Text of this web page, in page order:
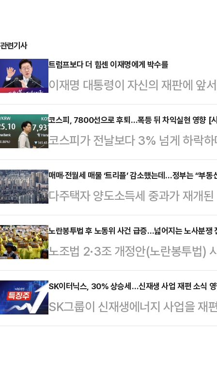
관련기사
트럼프보다 더 힘센 이재명에게 박수를
이재명 대통령이 자신의 재판에 앞
분명히 했다. 그는 8일 취임 1주년
대로 하면 된다”며 “잘못됐으면 취
했다. 그럴듯한 말이다. 그런데 옳
상 규명은 해야 되겠다. 객관적으로
주장했다. 그러니까 법원의 판단을
법하고 합리적인 절차다. 그런데 그
격 받고…
코스피, 7800선으로 후퇴…폭등 뒤 차익실현 영향 [
코스피가 전날보다 3% 넘게 하락
급등한 데 따른 차익실현 매물과 중
다.10일 한국거래소에 따르면, 코
대비 287.15포인트(3.55%) 내린
래일(8096.93)보다 197.16포인
장중 7806.90까지 떨어지며 낙폭
넘게 급등한 데 따른 차익실현 매
매매·전월세 매물 ‘트리플’ 감소했는데…정부는 “부동
다주택자 양도소득세 중과가 재개
서 매물 잠김 현상이 뚜렷해지고 있
재편 기조를 유지하며 수요 억제에
망된다.10일 부동산 플랫폼 아실에
은 6만840건으로 다주택자 양도
건)보다 11.2% 감소했다.1년 전
준이다.전월세 시장도 상황은 비슷
은 3…
노란봉투법 후 노동위 사건 급증…넓어지는 노사분쟁
노조법 2·3조 개정안(노란봉투법)
면서 노사 갈등이 노동위 분쟁으로
월까지 노동위 접수 사건은 전년
청 상대 교섭 요구가 늘어난 데다
로 유입되는 노사 분쟁도 증가하
SK이터닉스, 30% 상승세…신재생 사업 재편 소식
SK그룹이 신재생에너지 사업을 재
스 주가가 급등하고 있다.이날 오